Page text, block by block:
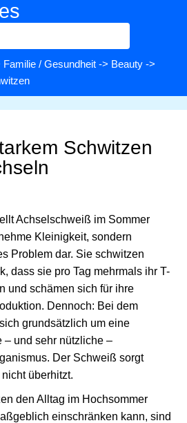
Familie / Gesundheit -> Beauty ->
Schwitzen
Achselschweiß im Sommer
Kleinigkeit, sondern
Problem dar. Sie schwitzen
dass sie pro Tag mehrmals ihr T-
und schämen sich für ihre
Dennoch: Bei dem
grundsätzlich um eine
– und sehr nützliche –
Der Schweiß sorgt
überhitzt.
den Alltag im Hochsommer
einschränken kann, sind